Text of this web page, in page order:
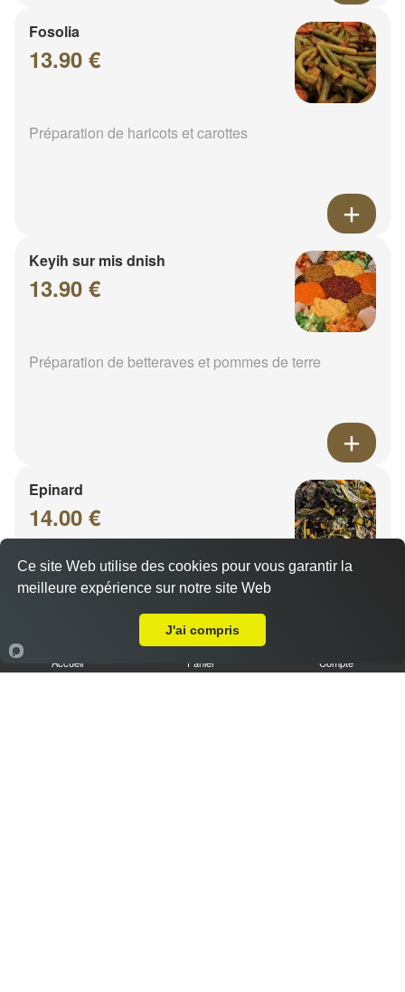
Fosolia
13.90 €
Préparation de haricots et carottes
Keyih sur mis dnish
13.90 €
Préparation de betteraves et pommes de terre
Epinard
14.00 €
Accueil Panier Compte
Ce site Web utilise des cookies pour vous garantir la
meilleure expérience sur notre site Web
J'ai compris